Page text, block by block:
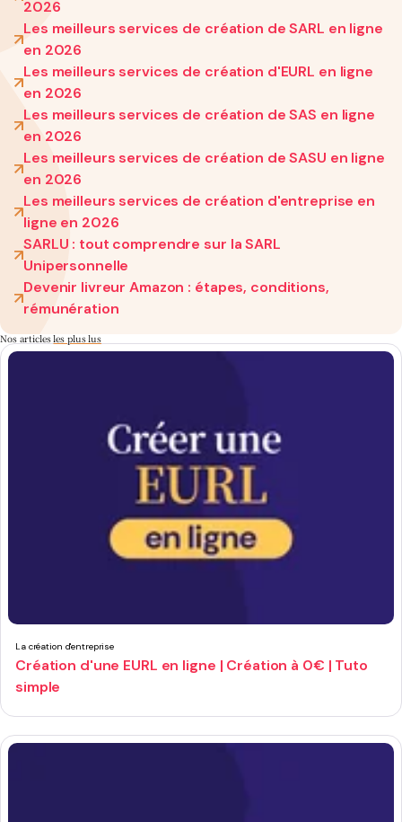
2026
Les meilleurs services de création de SARL en ligne
en 2026
Les meilleurs services de création d'EURL en ligne
en 2026
Les meilleurs services de création de SAS en ligne
en 2026
Les meilleurs services de création de SASU en ligne
en 2026
Les meilleurs services de création d'entreprise en
ligne en 2026
SARLU : tout comprendre sur la SARL
Unipersonnelle
Devenir livreur Amazon : étapes, conditions,
rémunération
Nos articlesles plus lus
La création d'entreprise
Création d'une EURL en ligne | Création à 0€ | Tuto
simple